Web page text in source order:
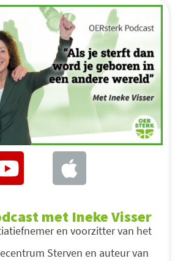
met Ineke Visser
en voorzitter van het
Sterven en auteur van